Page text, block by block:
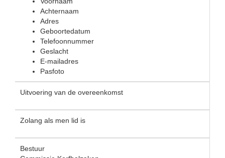
Achternaam
Adres
Geboortedatum
Telefoonnummer
Geslacht
E-mailadres
Pasfoto
Uitvoering van de overeenkomst
Zolang als men lid is
Bestuur